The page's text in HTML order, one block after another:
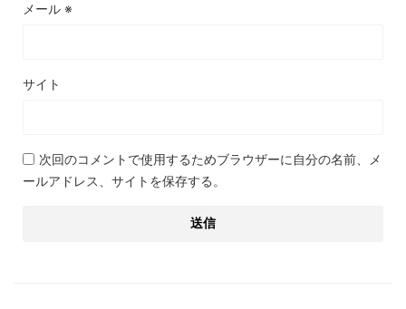
メール ※
サイト
次回のコメントで使用するためブラウザーに自分の名前、メ
ールアドレス、サイトを保存する。